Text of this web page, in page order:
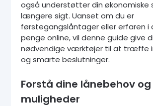
også understøtter din
længere sigt. Uanset om du er
førstegangslåntager eller erfaren i
penge online, vil denne guide give
nødvendige værktøjer til at træffe
og smarte beslutninger.
Forstå dine lånebehov og
muligheder